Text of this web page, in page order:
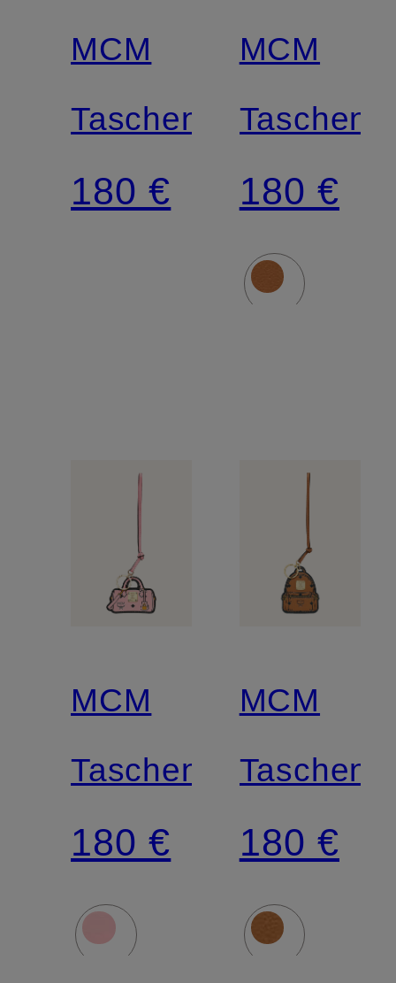
MCM
Taschenanhänger
180 €
MCM
180 €
MCM
Taschenanhänger
180 €
MCM
180 €